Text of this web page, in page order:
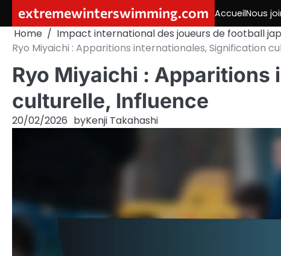
content
extremewinterswimming.com AccueilNous
Home
Impact international des joueurs de football
Ryo Miyaichi : Apparitions internationales, Signification
Ryo Miyaichi :
culturelle, Influence
20/02/2026 byKenji Takahashi